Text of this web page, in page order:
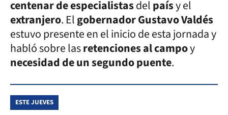
centenar de especialistasdelpaísy el
extranjero. Elgobernador Gustavo Valdés
estuvo presente en el inicio de esta jornada y
habló sobre lasretenciones al campoy
necesidad de un segundo puente.
ESTE JUEVES